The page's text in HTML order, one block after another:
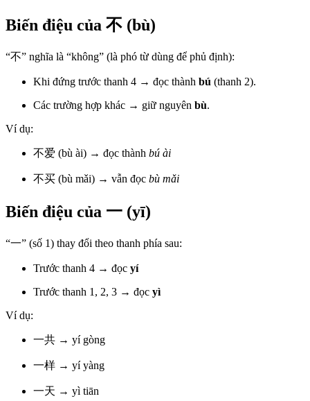
Biến điệu của 不 (bù)
“不” nghĩa là “không” (là phó từ dùng để phủ định):
Khi đứng trước thanh 4 → đọc thành bú (thanh 2).
Các trường hợp khác → giữ nguyên bù.
Ví dụ:
不爱 (bù ài) → đọc thành bú ài
不买 (bù mǎi) → vẫn đọc bù mǎi
Biến điệu của 一 (yī)
“一” (số 1) thay đổi theo thanh phía sau:
Trước thanh 4 → đọc yí
Trước thanh 1, 2, 3 → đọc yì
Ví dụ:
一共 → yí gòng
一样 → yí yàng
一天 → yì tiān